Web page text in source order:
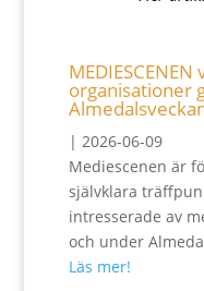
organisationer
| 2026-06-09
Mediescenen är
självklara
intresserade av
och under
Läs mer!